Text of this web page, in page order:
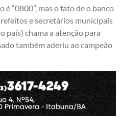
“0800”, mas o fato de o banco
e secretários municipais
país) chama a atenção para
também aderiu ao campeão